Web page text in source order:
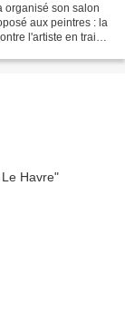
organisé son salon
aux peintres : la
l'artiste en train